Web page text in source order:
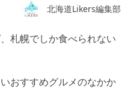
北海道Likers編集部
札幌でしか食べられない
おすすめグルメのなかか